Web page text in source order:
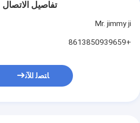
تفاصيل الاتصال
Mr. jimmy ji
+8613850939659
ﺎﺘﺼﻟ ﺍﻶﻧ